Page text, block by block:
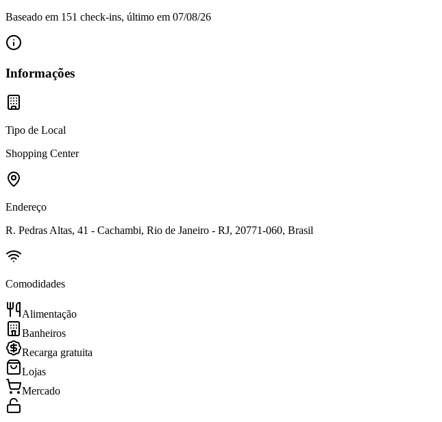
Baseado em 151 check-ins, último em 07/08/26
Informações
Tipo de Local
Shopping Center
Endereço
R. Pedras Altas, 41 - Cachambi, Rio de Janeiro - RJ, 20771-060, Brasil
Comodidades
Alimentação
Banheiros
Recarga gratuita
Lojas
Mercado